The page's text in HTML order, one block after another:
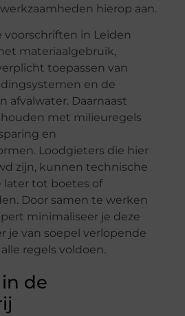
hierop aan.
in Leiden
materiaalgebruik,
toepassen van
en de
afvalwater. Daarnaast
met milieuregels
en
Loodgieters die hier
zijn, kunnen technische
tot boetes of
Door samen te werken
minimaliseer je deze
je van soepel verlopende
regels voldoen.
de